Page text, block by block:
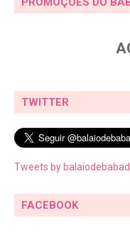
TWITTER
Tweets by
FACEBOOK